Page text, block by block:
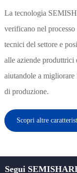
La tecnologia
verificano nel
tecnici del settore e
alle aziende
aiutandole a
di produzione.
Scopri altre
Segui